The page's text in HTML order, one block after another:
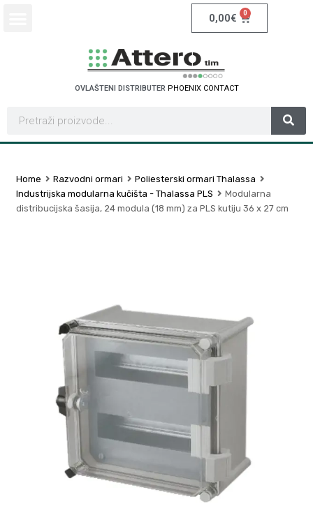
0,00€ 0
OVLAŠTENI DISTRIBUTER PHOENIX CONTACT
Home Razvodni ormari
Poliesterski ormari Thalassa
Industrijska modularna kučišta - Thalassa PLS
Modularna
distribucijska šasija, 24 modula (18 mm) za PLS kutiju 36 x 27 cm